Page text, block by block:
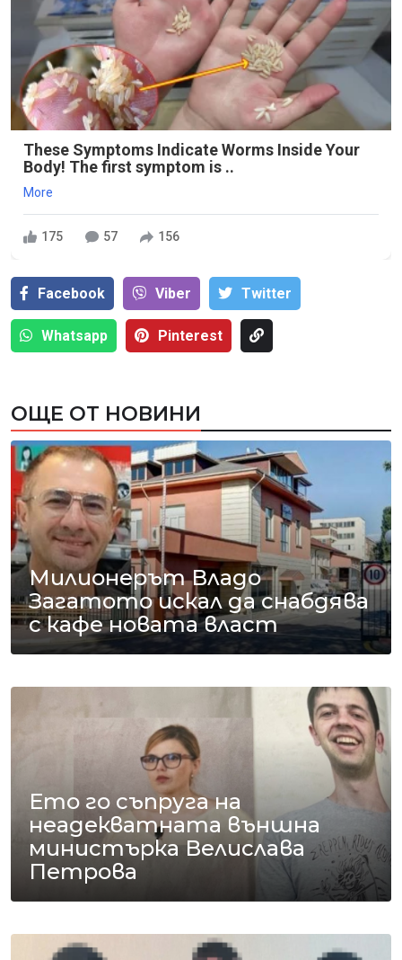
These Symptoms Indicate Worms Inside Your
Body! The first symptom is ..
More
175 57 156
Facebook Viber Тwitter
Whatsapp Pinterest
ОЩЕ ОТ НОВИНИ
Милионерът Владо
Загатото искал да снабдява
с кафе новата власт
Ето го съпруга на
неадекватната външна
министърка Велислава
Петрова